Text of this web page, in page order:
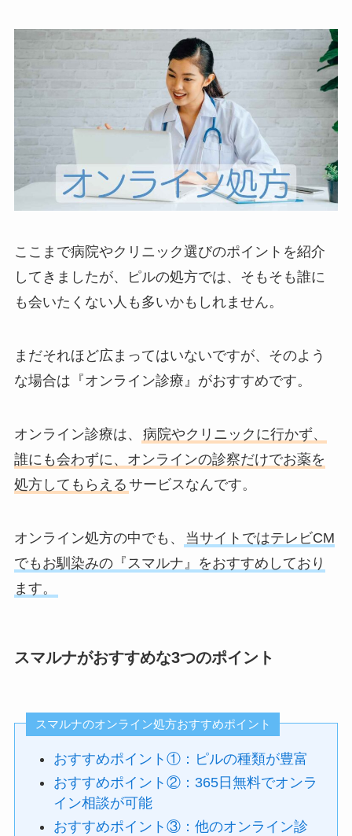
ここまで病院やクリニック選びのポイントを紹介
してきましたが、ピルの処方では、そもそも誰に
も会いたくない人も多いかもしれません。
まだそれほど広まってはいないですが、そのよう
な場合は『オンライン診療』がおすすめです。
オンライン診療は、
病院やクリニックに行かず、
誰にも会わずに、オンラインの診察だけでお薬を
処方してもらえる サービスなんです。
オンライン処方の中でも、
当サイトではテレビCM
でもお馴染みの『スマルナ』をおすすめしており
ます。
スマルナがおすすめな3つのポイント
スマルナのオンライン処方おすすめポイント
おすすめポイント①：ピルの種類が豊富
おすすめポイント②：365日無料でオンラ
イン相談が可能
おすすめポイント③：他のオンライン診